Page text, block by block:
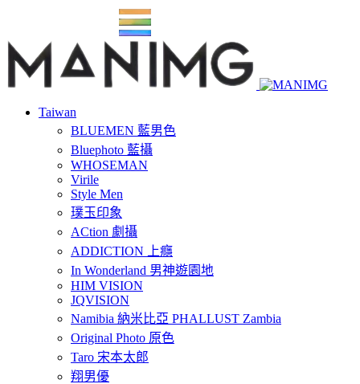
Taiwan
BLUEMEN 藍男色
Bluephoto 藍攝
WHOSEMAN
Virile
Style Men
璞玉印象
ACtion 劇攝
ADDICTION 上癮
In Wonderland 男神遊園地
HIM VISION
JQVISION
Namibia 納米比亞 PHALLUST Zambia
Original Photo 原色
Taro 宋本太郎
翔男優